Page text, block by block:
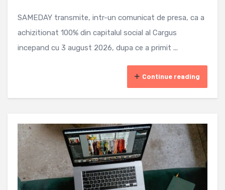
SAMEDAY transmite, intr-un comunicat de presa, ca a
achizitionat 100% din capitalul social al Cargus
incepand cu 3 august 2026, dupa ce a primit ...
Continue reading